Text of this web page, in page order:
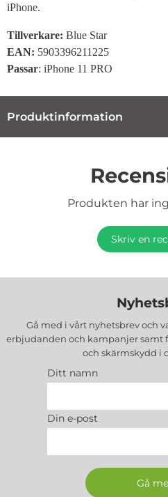
iPhone.
Tillverkare: Blue Star
EAN: 5903396211225
Passar: iPhone 11 PRO
Produktinformation
Produkten har
Skriv en
Gå med i vårt nyhetsbrev och
erbjudanden och kampanjer samt
och skärmskydd i
Ditt namn
Din e-post